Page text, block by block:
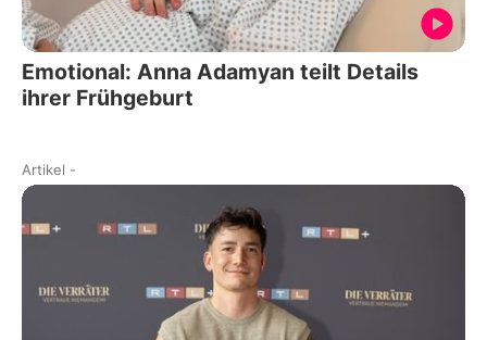
Emotional: Anna Adamyan teilt Details
ihrer Frühgeburt
Artikel -